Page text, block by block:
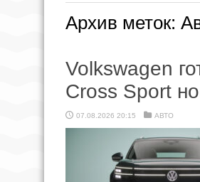
Архив меток:
Volkswagen
Cross Sport
07.08.2026 20:15 АВТО